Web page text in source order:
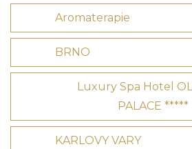
Aromaterapie
BRNO
Luxury Spa Hotel
PALACE *****
KARLOVY VARY